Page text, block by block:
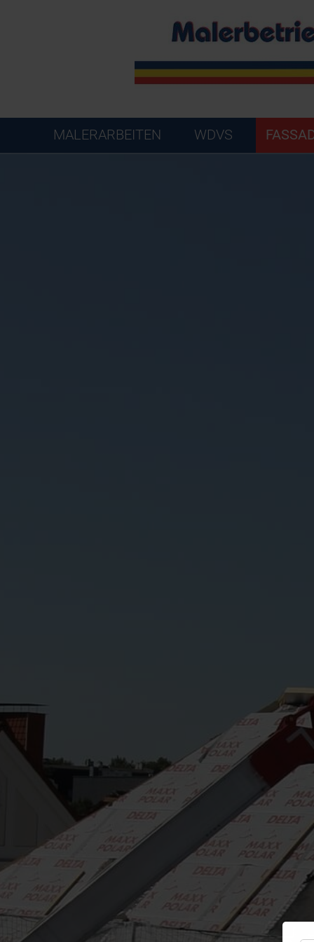
MALERARBEITEN WDVS